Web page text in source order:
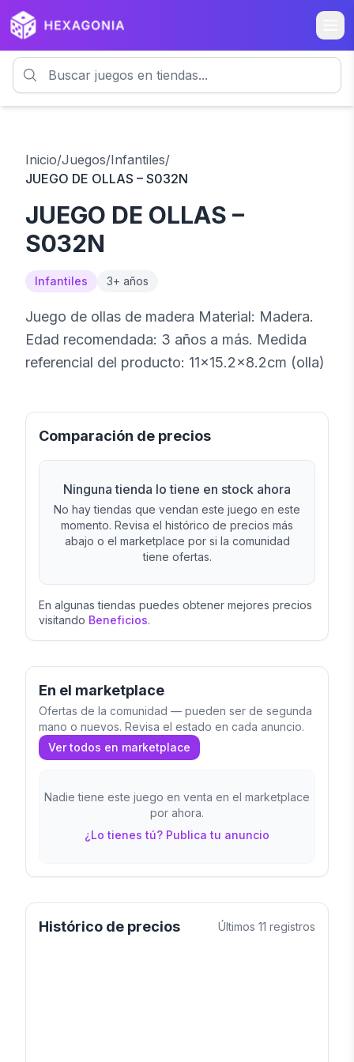
Inicio/Juegos/Infantiles/
JUEGO DE OLLAS – S032N
JUEGO DE OLLAS –
S032N
Infantiles 3+ años
Juego de ollas de madera Material: Madera.
Edad recomendada: 3 años a más. Medida
referencial del producto: 11×15.2×8.2cm (olla)
Comparación de precios
Ninguna tienda lo tiene en stock ahora
No hay tiendas que vendan este juego en este
momento. Revisa el histórico de precios más
abajo o el marketplace por si la comunidad
tiene ofertas.
En algunas tiendas puedes obtener mejores precios
visitando Beneficios.
En el marketplace
Ofertas de la comunidad — pueden ser de segunda
mano o nuevos. Revisa el estado en cada anuncio.
Ver todos en marketplace
Nadie tiene este juego en venta en el marketplace
por ahora.
¿Lo tienes tú? Publica tu anuncio
Histórico de precios Últimos 11 registros